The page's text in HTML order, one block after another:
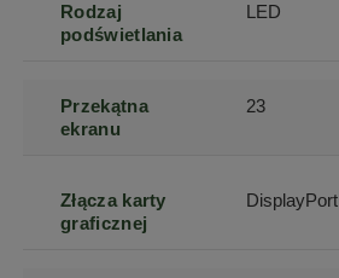
Rodzaj
podświetlania
LED
Przekątna
ekranu
23
Złącza karty
graficznej
DisplayPort